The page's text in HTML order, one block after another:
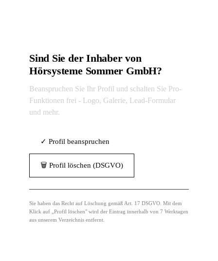
Sind Sie der Inhaber von
Hörsysteme Sommer GmbH?
Beanspruchen Sie Ihr Profil und schalten Sie Pro-
Funktionen frei - Logo, Galerie, Lead-Formular
und mehr.
✓ Profil beanspruchen
🗑 Profil löschen (DSGVO)
Sie haben das Recht auf Löschung gemäß Art. 17 DSGVO. Mit dem
Klick auf „Profil löschen" wird der Eintrag innerhalb von 7 Werktagen
aus unserem Verzeichnis entfernt.